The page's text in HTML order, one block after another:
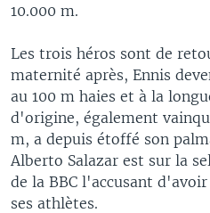
10.000 m.
Les trois héros sont de
maternité après, Ennis
au 100 m haies et à la
d'origine, également
m, a depuis étoffé son
Alberto Salazar est sur la
de la BBC l'accusant
ses athlètes.